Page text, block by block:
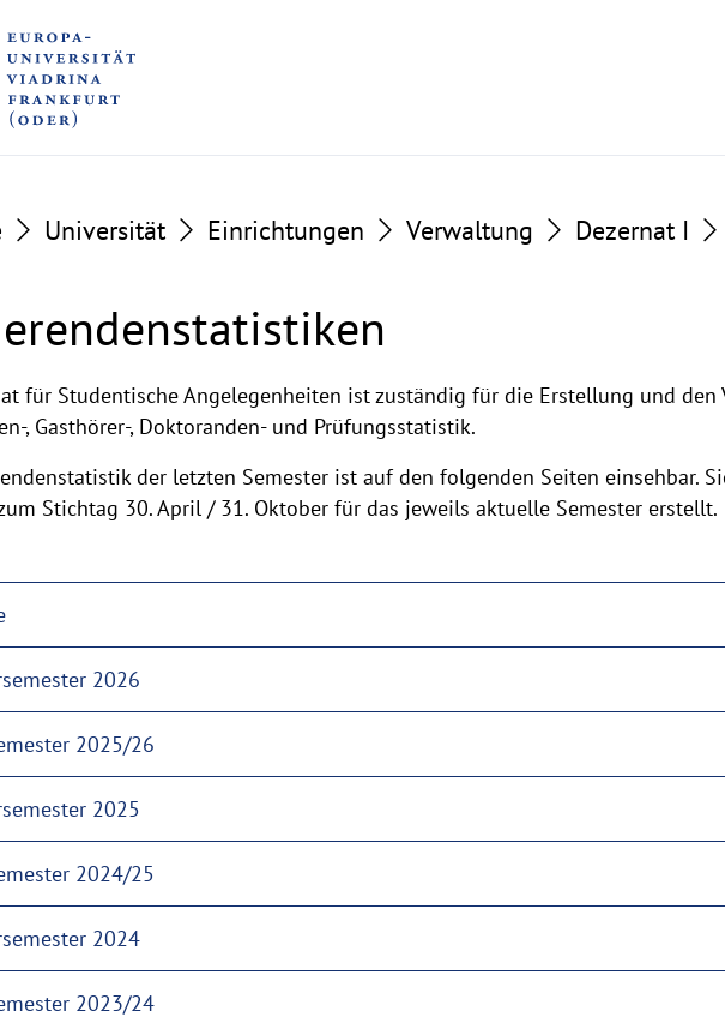
Universität Einrichtungen Verwaltung Dezernat I
für Studentische Angelegenheiten ist zuständig für die Erstellung und den
, Gasthörer-, Doktoranden- und Prüfungsstatistik.
der letzten Semester ist auf den folgenden Seiten einsehbar.
Stichtag 30. April / 31. Oktober für das jeweils aktuelle Semester erstellt.
2026
2025/26
2025
2024/25
2024
2023/24